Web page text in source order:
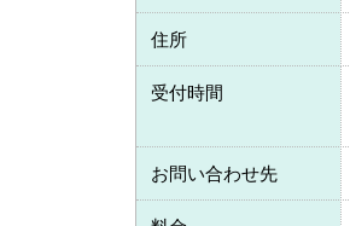
住所
受付時間
お問い合わせ先